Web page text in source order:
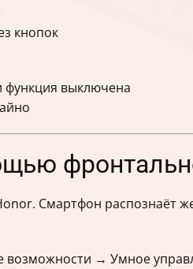
кнопок
функция выключена
Смартфон распознаёт
→ Умное